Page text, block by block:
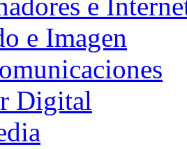
e Imagen
Digital